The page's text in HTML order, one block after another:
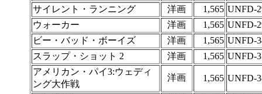
サイレント・ランニング 洋画 1,565 UNFD-
ウォーカー
洋画 1,565 UNFD-
ビー・バッド・ボーイズ
洋画 1,565 UNFD-
スラップ・ショット 2
洋画 1,565 UNFD-
アメリカン・パイ3:ウェディ
ング大作戦
洋画 1,565 UNFD-